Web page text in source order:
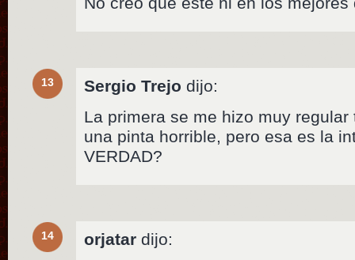
13 Sergio Trejo dijo:
La primera se me hizo muy
una pinta horrible, pero esa es la
VERDAD?
14 orjatar dijo: